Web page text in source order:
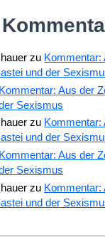
zu Kommentar:
und der
Kommentar: Aus der
Sexismus
zu Kommentar:
und der
Kommentar: Aus der
Sexismus
zu Kommentar:
und der